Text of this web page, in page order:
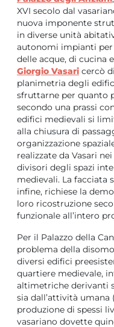
XVI secolo dal
nuova imponente
in diverse unità
autonomi impianti
delle acque, di cucina
Giorgio Vasari cercò
planimetria degli
sfruttarne per quanto
secondo una prassi
edifici medievali si
alla chiusura di
organizzazione
realizzate da Vasari
divisori degli spazi
medievali. La facciata
infine, richiese la
loro ricostruzione
funzionale all’intero
Per il Palazzo della
problema della
diversi edifici
quartiere medievale,
altimetriche derivanti
sia dall’attività
produzione di spessi
vasariano dovette